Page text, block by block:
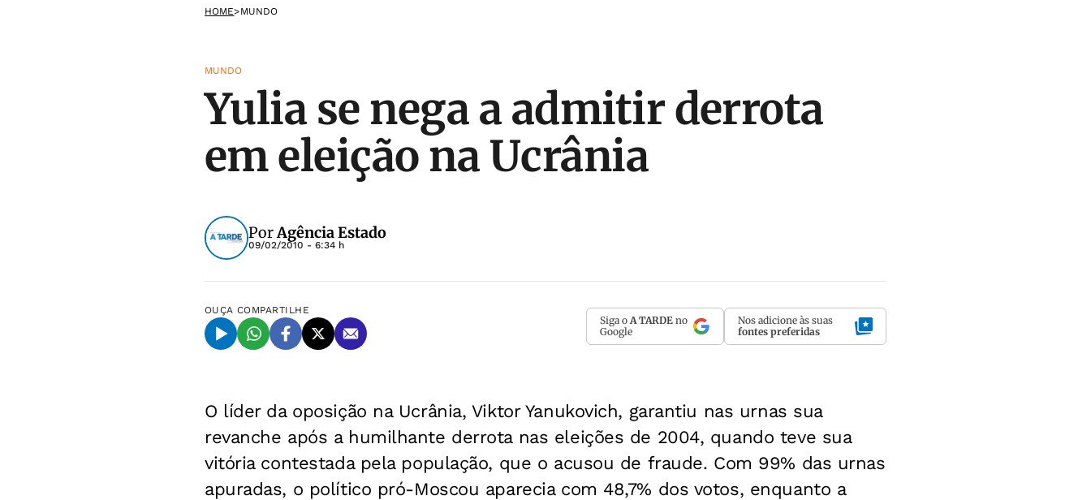
HOME>MUNDO
MUNDO
Yulia se nega a admitir derrota
em eleição na Ucrânia
PorAgência Estado
09/02/2010 - 6:34 h
OUÇA COMPARTILHE
Siga o A TARDE no
Google
Nos adicione às suas
fontes preferidas
O líder da oposição na Ucrânia, Viktor Yanukovich, garantiu nas urnas sua
revanche após a humilhante derrota nas eleições de 2004, quando teve sua
vitória contestada pela população, que o acusou de fraude. Com 99% das urnas
apuradas, o político pró-Moscou aparecia com 48,7% dos votos, enquanto a